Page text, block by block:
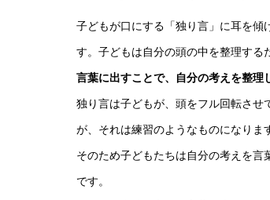
子どもが口にする「独り言」に耳を傾
す。子どもは自分の頭の中を整理する
言葉に出すことで、自分の考えを整理
独り言は子どもが、頭をフル回転させ
が、それは練習のようなものになりま
そのため子どもたちは自分の考えを
です。